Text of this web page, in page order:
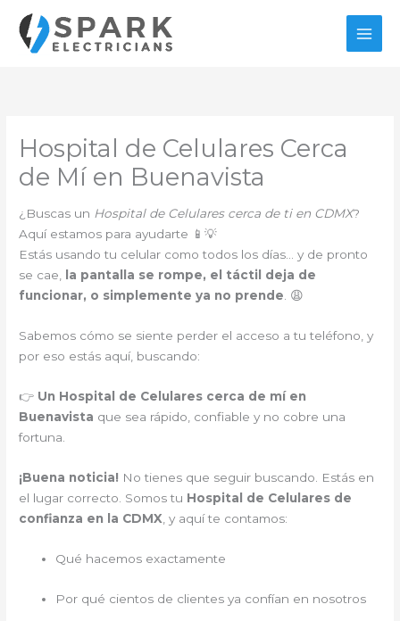
contenido
Hospital de Celulares Cerca
de Mí en Buenavista
¿Buscas un Hospital de Celulares cerca de ti en CDMX?
Aquí estamos para ayudarte 📱💡
Estás usando tu celular como todos los días… y de pronto
se cae, la pantalla se rompe, el táctil deja de
funcionar, o simplemente ya no prende. 😩
Sabemos cómo se siente perder el acceso a tu teléfono, y
por eso estás aquí, buscando:
👉 Un Hospital de Celulares cerca de mí en
Buenavista que sea rápido, confiable y no cobre una
fortuna.
¡Buena noticia! No tienes que seguir buscando. Estás en
el lugar correcto. Somos tu Hospital de Celulares de
confianza en la CDMX , y aquí te contamos:
Qué hacemos exactamente
Por qué cientos de clientes ya confían en nosotros